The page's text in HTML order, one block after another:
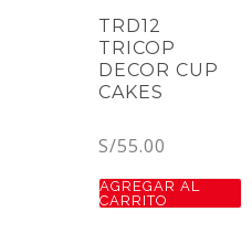
TRD12
TRICOP
DECOR CUP
CAKES
S/55.00
AGREGAR AL
CARRITO